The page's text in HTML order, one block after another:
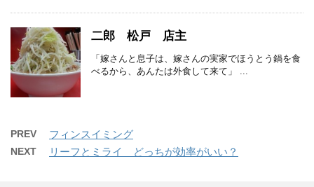
二郎 松戸 店主
「嫁さんと息子は、嫁さんの実家でほうとう鍋を食
べるから、あんたは外食して来て」 ...
PREV フィンスイミング
NEXT リーフとミライ どっちが効率がいい？